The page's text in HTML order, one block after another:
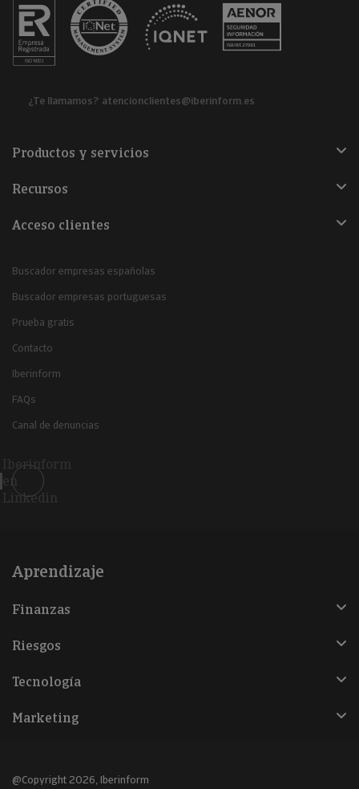
¿Te llamamos? atencionclientes@iberinform.es
Productos y servicios
Recursos
Acceso clientes
Buscador empresas españolas
Buscador empresas portuguesas
Prueba gratis
Contacto
Iberinform
FAQs
Canal de denuncias
Iberinform
en
Linkedin
Aprendizaje
Finanzas
Riesgos
Tecnología
Marketing
@Copyright 2026, Iberinform